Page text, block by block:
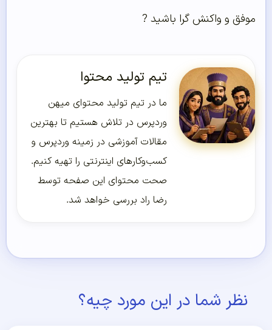
و واکنش گرا باشید ?
تیم تولید محتوا
ما در تیم تولید محتوای میهن
وردپرس در تلاش هستیم تا بهترین
مقالات آموزشی در زمینه وردپرس و
کسب‌و‌کارهای اینترنتی را تهیه کنیم.
صحت محتوای این صفحه توسط
رضا راد بررسی خواهد شد.
نظر شما در این مورد چیه؟